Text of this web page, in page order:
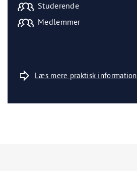
Studerende
Medlemmer
Læs mere praktisk information